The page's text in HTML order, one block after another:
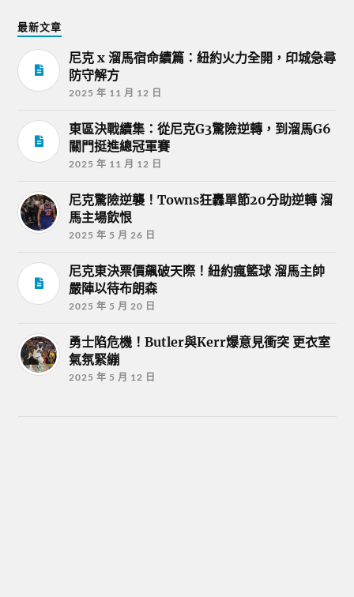
最新文章
尼克 x 溜馬宿命續篇：紐約火力全開，印城急尋
防守解方
2025 年 11 月 12 日
東區決戰續集：從尼克G3驚險逆轉，到溜馬G6
關門挺進總冠軍賽
2025 年 11 月 12 日
尼克驚險逆襲！Towns狂轟單節20分助逆轉 溜
馬主場飲恨
2025 年 5 月 26 日
尼克東決票價飆破天際！紐約瘋籃球 溜馬主帥
嚴陣以待布朗森
2025 年 5 月 20 日
勇士陷危機！Butler與Kerr爆意見衝突 更衣室
氣氛緊繃
2025 年 5 月 12 日